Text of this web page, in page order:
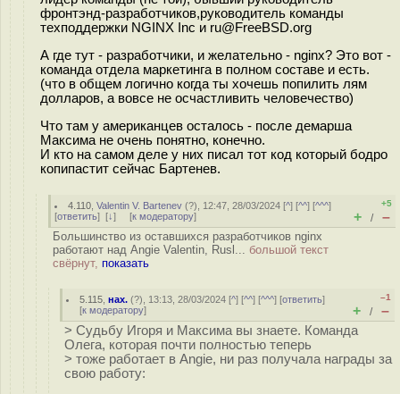
фронтэнд-разработчиков,руководитель команды
техподдержки NGINX Inc и ru@FreeBSD.org
А где тут - разработчики, и желательно - nginx? Это вот -
команда отдела маркетинга в полном составе и есть.
(что в общем логично когда ты хочешь попилить лям
долларов, а вовсе не осчастливить человечество)
Что там у американцев осталось - после демарша
Максима не очень понятно, конечно.
И кто на самом деле у них писал тот код который бодро
копипастит сейчас Бартенев.
4.110 ,Valentin V. Bartenev (?), 12:47, 28/03/2024 [^] [^^] [^^^]
[ответить] [↓] [к модератору]
+5
+ / –
Большинство из оставшихся разработчиков nginx
работают над Angie Valentin, Rusl... большой текст
свёрнут, показать
5.115 ,нах. (?), 13:13, 28/03/2024 [^] [^^] [^^^] [ответить]
[к модератору]
–1
+ / –
> Судьбу Игоря и Максима вы знаете. Команда
Олега, которая почти полностью теперь
> тоже работает в Angie, ни раз получала награды за
свою работу: